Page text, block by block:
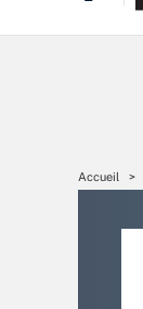
Accueil